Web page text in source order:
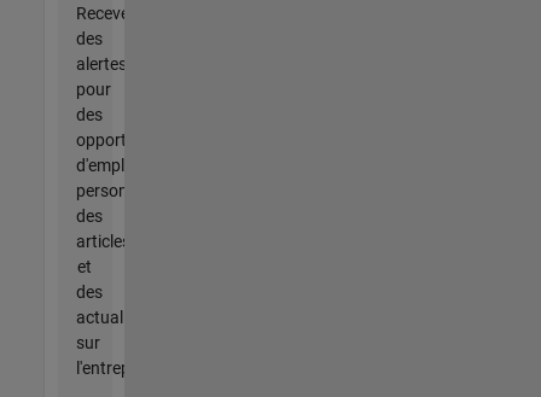
Recevez
des
alertes
pour
des
opportunités
d'emploi
personnalisées,
des
articles
et
des
actualités
sur
l'entreprise.